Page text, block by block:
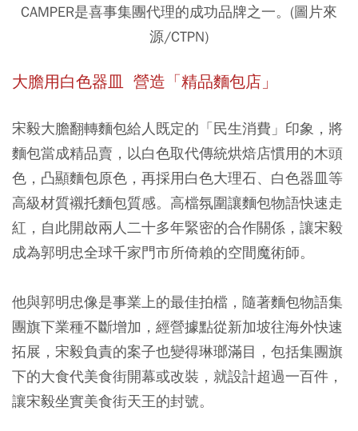
CAMPER是喜事集團代理的成功品牌之一。(圖片來
源/CTPN)
大膽用白色器皿 營造「精品麵包店」
宋毅大膽翻轉麵包給人既定的「民生消費」印象，將
麵包當成精品賣，以白色取代傳統烘焙店慣用的木頭
色，凸顯麵包原色，再採用白色大理石、白色器皿等
高級材質襯托麵包質感。高檔氛圍讓麵包物語快速走
紅，自此開啟兩人二十多年緊密的合作關係，讓宋毅
成為郭明忠全球千家門市所倚賴的空間魔術師。
他與郭明忠像是事業上的最佳拍檔，隨著麵包物語集
團旗下業種不斷增加，經營據點從新加坡往海外快速
拓展，宋毅負責的案子也變得琳瑯滿目，包括集團旗
下的大食代美食街開幕或改裝，就設計超過一百件，
讓宋毅坐實美食街天王的封號。